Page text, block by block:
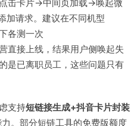
击卡片→中间页加载→唤起微
请求。建议在不同机型
各测一次
直接上线，结果用户侧唤起失
是已离职员工，这些问题只有
支持短链接生成+抖音卡片封装
。部分短链工具的免费版额度